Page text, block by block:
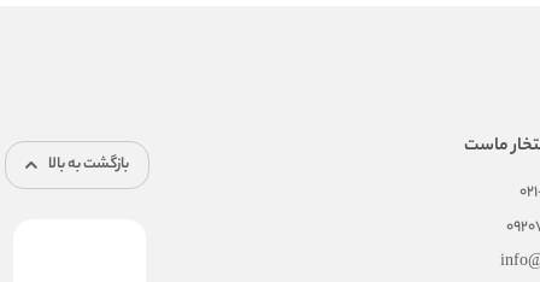
ماست
بازگشت به بالا